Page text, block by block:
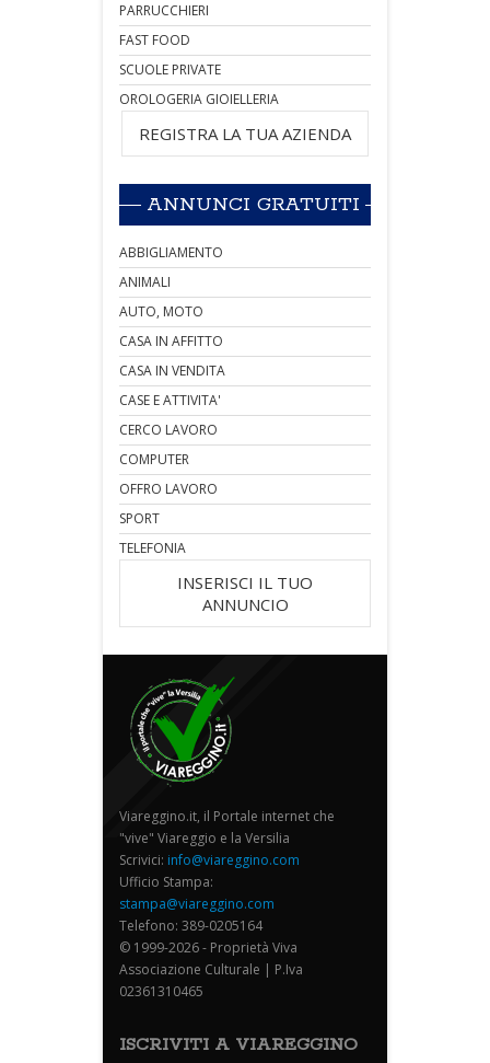
PARRUCCHIERI
FAST FOOD
SCUOLE PRIVATE
OROLOGERIA GIOIELLERIA
REGISTRA LA TUA AZIENDA
ANNUNCI GRATUITI
ABBIGLIAMENTO
ANIMALI
AUTO, MOTO
CASA IN AFFITTO
CASA IN VENDITA
CASE E ATTIVITA'
CERCO LAVORO
COMPUTER
OFFRO LAVORO
SPORT
TELEFONIA
INSERISCI IL TUO
ANNUNCIO
Viareggino.it, il Portale internet che
"vive" Viareggio e la Versilia
Scrivici: info@viareggino.com
Ufficio Stampa:
stampa@viareggino.com
Telefono: 389-0205164
© 1999-2026 - Proprietà Viva
Associazione Culturale | P.Iva
02361310465
ISCRIVITI A VIAREGGINO